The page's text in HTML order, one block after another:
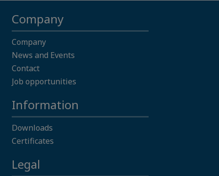
Company
Company
News and Events
Contact
Job opportunities
Information
Downloads
Certificates
Legal